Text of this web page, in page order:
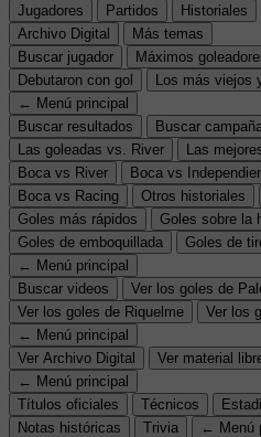
Jugadores
Partidos Historiales
Archivo Digital
Más temas
Buscar jugador
Máximos
Debutaron con gol
Los más viejos
← Menú principal
Buscar resultados
Buscar
Las goleadas vs. River
Las
Boca vs River
Boca vs
Boca vs Racing
Otros historiales
Goles más rápidos
Goles sobre la
Goles de emboquillada
Goles de
← Menú principal
Buscar videos
Ver los goles de
Ver los goles de Riquelme
Ver los
← Menú principal
Ver Archivo Digital
Ver material
← Menú principal
Títulos oficiales
Técnicos
Notas históricas
Trivia ← Menú